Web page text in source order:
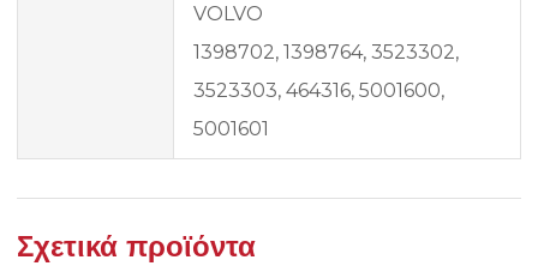
VOLVO
1398702, 1398764, 3523302,
3523303, 464316, 5001600,
5001601
Σχετικά προϊόντα